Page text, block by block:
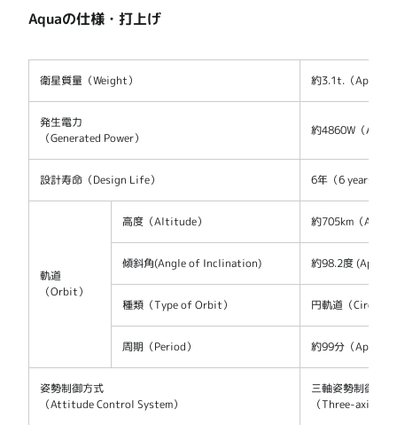
Aquaの仕様・打上げ
衛星質量（Weight） 約3.1t.（Approx.
発生電力
（Generated Power）
約4860W（
設計寿命（Design Life） 6年（6 years）
軌道
（Orbit）
高度（Altitude） 約705km（
傾斜角(Angle of Inclination) 約98.2度
種類（Type of Orbit） 円軌道（Circular
周期（Period） 約99分（
姿勢制御方式
（Attitude Control System）
三軸姿勢制御方式
（Three-axis